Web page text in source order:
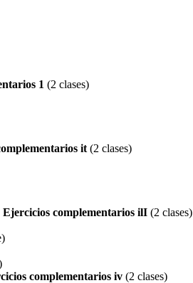
1 (2 clases)
it (2 clases)
Ejercicios complementarios ilI (2 clases)
complementarios iv (2 clases)